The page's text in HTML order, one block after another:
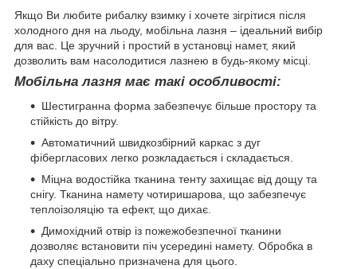
Якщо Ви любите рибалку взимку і хочете зігрітися після
холодного дня на льоду, мобільна лазня – ідеальний вибір
для вас. Це зручний і простий в установці намет, який
дозволить вам насолодитися лазнею в будь-якому місці.
Мобільна лазня має такі особливості:
Шестигранна форма забезпечує більше простору та
стійкість до вітру.
Автоматичний швидкозбірний каркас з дуг
фібергласових легко розкладається і складається.
Міцна водостійка тканина тенту захищає від дощу та
снігу. Тканина намету чотиришарова, що забезпечує
теплоізоляцію та ефект, що дихає.
Димохідний отвір із пожежобезпечної тканини
дозволяє встановити піч усередині намету. Обробка в
даху спеціально призначена для цього.